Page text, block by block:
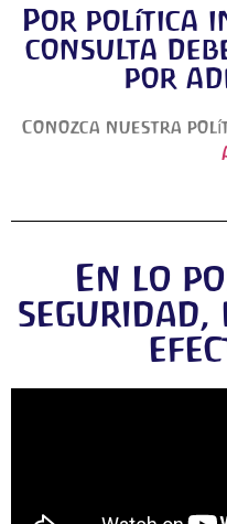
Por política
consulta
por
Conozca nuestra
En lo
seguridad,